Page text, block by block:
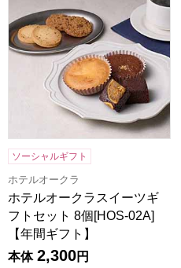
ソーシャルギフト
ホテルオークラ
ホテルオークラスイーツギ
フトセット 8個[HOS-02A]
【年間ギフト】
本体 2,300円